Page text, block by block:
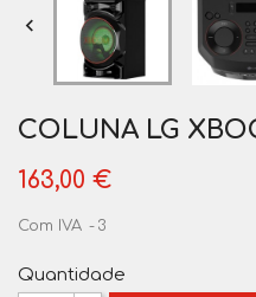

COLUNA LG
163,00 €
Com IVA 3
Quantidade